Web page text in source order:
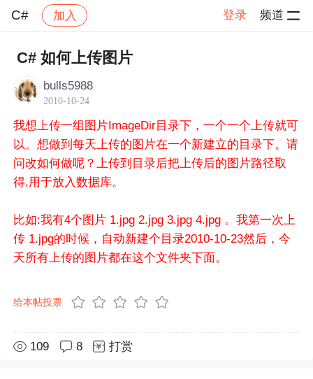
C# 加入 登录 频道
社区 C# 帖子详情
C# 如何上传图片
bulls5988
2010-10-24
我想上传一组图片ImageDir目录下，一个一个上传就可
以。想做到每天上传的图片在一个新建立的目录下。请
问改如何做呢？上传到目录后把上传后的图片路径取
得,用于放入数据库。
比如:我有4个图片 1.jpg 2.jpg 3.jpg 4.jpg 。我第一次上
传 1.jpg的时候，自动新建个目录2010-10-23然后，今
天所有上传的图片都在这个文件夹下面。
给本帖投票
109 8 打赏